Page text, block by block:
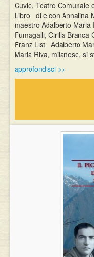
Cuvio, Teatro
Libro di e con Annalina
maestro Adalberto Maria
Fumagalli, Cirilla Branca
Franz List Adalberto
Maria Riva, milanese, si
approfondisci >>